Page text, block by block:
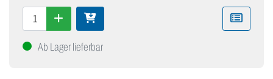
Ab Lager lieferbar